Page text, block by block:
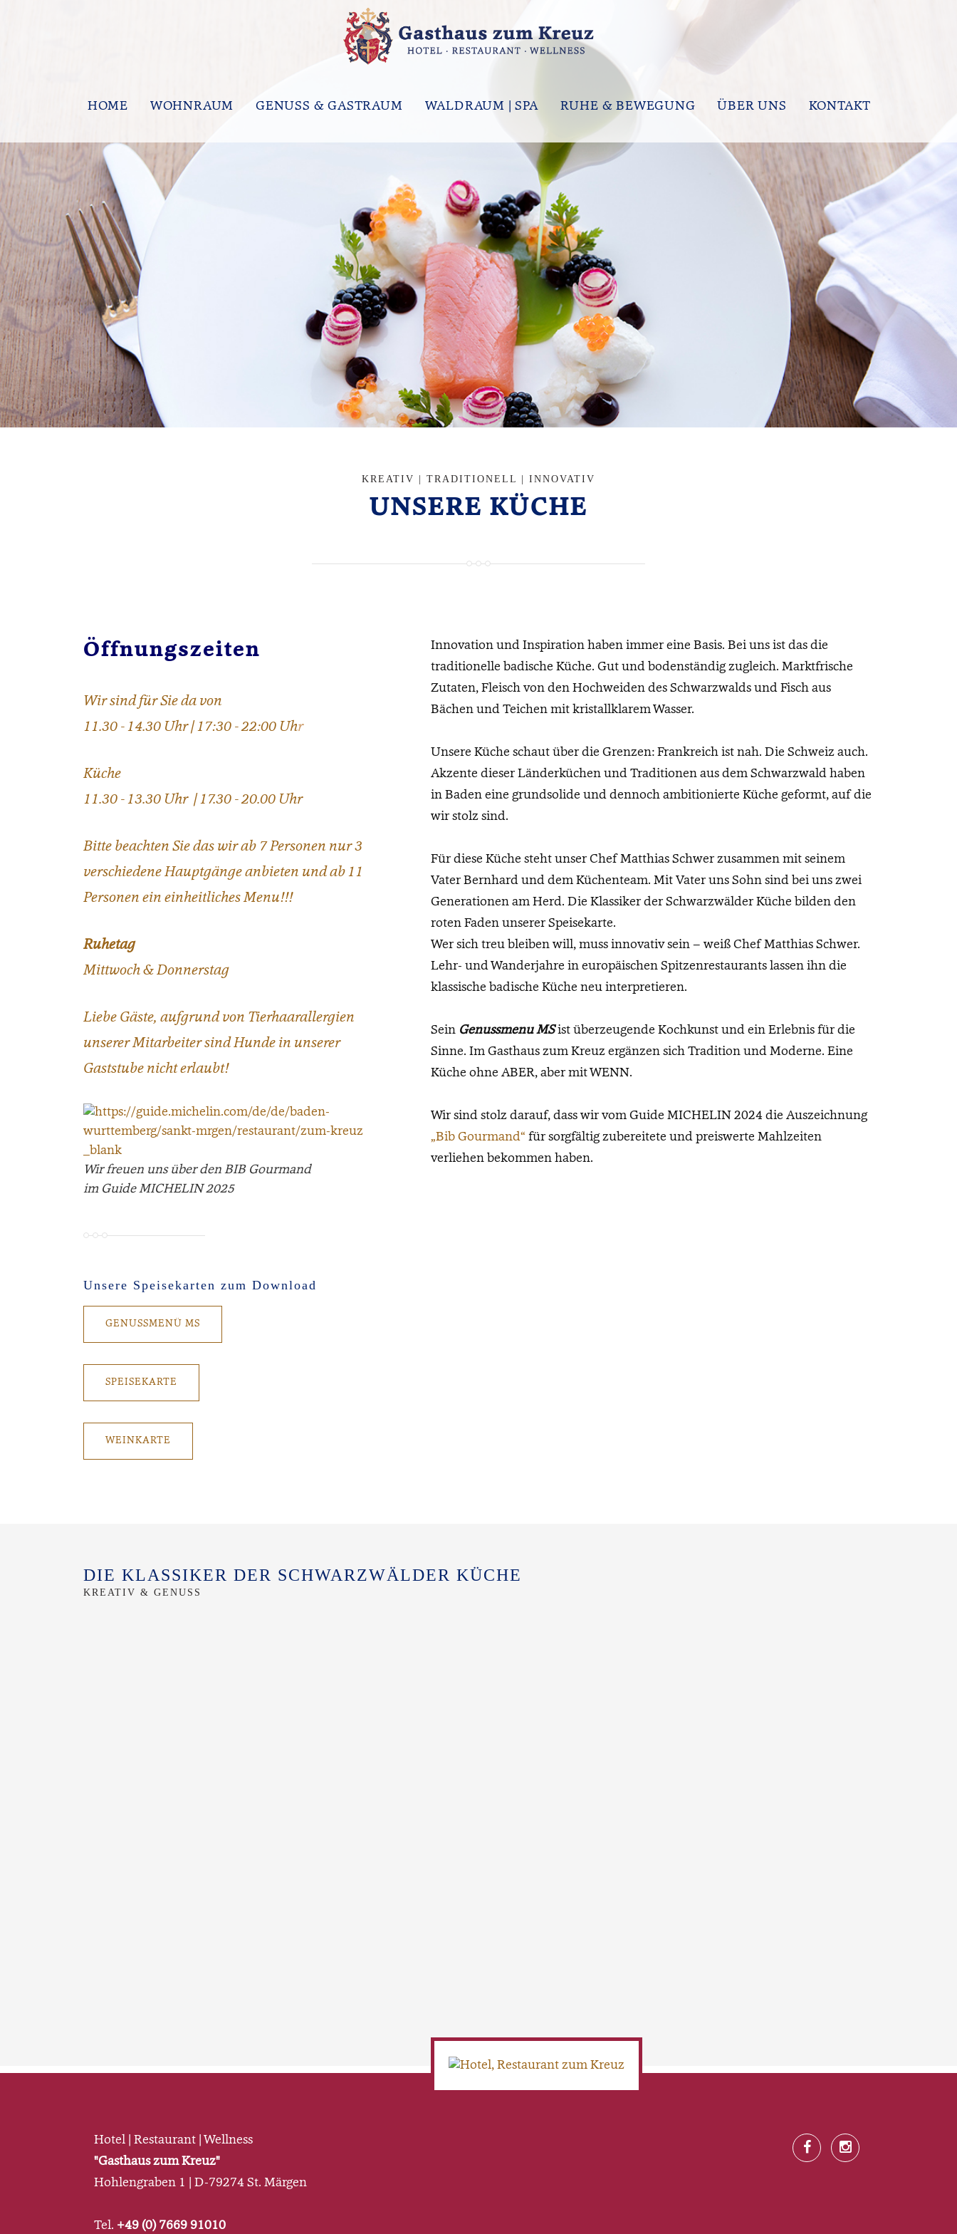
HOME WOHNRAUM GENUSS & GASTRAUM WALDRAUM | SPA RUHE & BEWEGUNG ÜBER UNS KONTAKT
KREATIV | TRADITIONELL | INNOVATIV
UNSERE KÜCHE
Öffnungszeiten
Wir sind für Sie da von
11.30 - 14.30 Uhr | 17:30 - 22:00 Uhr
Küche
11.30 - 13.30 Uhr | 17.30 - 20.00 Uhr
Bitte beachten Sie das wir ab 7 Personen nur 3
verschiedene Hauptgänge anbieten und ab 11
Personen ein einheitliches Menu!!!
Ruhetag
Mittwoch & Donnerstag
Liebe Gäste, aufgrund von Tierhaarallergien
unserer Mitarbeiter sind Hunde in unserer
Gaststube nicht erlaubt!
Wir freuen uns über den BIB Gourmand
im Guide MICHELIN 2025
Unsere Speisekarten zum Download
GENUSSMENÜ MS
SPEISEKARTE
WEINKARTE
Innovation und Inspiration haben immer eine Basis. Bei uns ist das die
traditionelle badische Küche. Gut und bodenständig zugleich. Marktfrische
Zutaten, Fleisch von den Hochweiden des Schwarzwalds und Fisch aus
Bächen und Teichen mit kristallklarem Wasser.
Unsere Küche schaut über die Grenzen: Frankreich ist nah. Die Schweiz auch.
Akzente dieser Länderküchen und Traditionen aus dem Schwarzwald haben
in Baden eine grundsolide und dennoch ambitionierte Küche geformt, auf die
wir stolz sind.
Für diese Küche steht unser Chef Matthias Schwer zusammen mit seinem
Vater Bernhard und dem Küchenteam. Mit Vater uns Sohn sind bei uns zwei
Generationen am Herd. Die Klassiker der Schwarzwälder Küche bilden den
roten Faden unserer Speisekarte.
Wer sich treu bleiben will, muss innovativ sein – weiß Chef Matthias Schwer.
Lehr- und Wanderjahre in europäischen Spitzenrestaurants lassen ihn die
klassische badische Küche neu interpretieren.
Sein Genussmenu MS ist überzeugende Kochkunst und ein Erlebnis für die
Sinne. Im Gasthaus zum Kreuz ergänzen sich Tradition und Moderne. Eine
Küche ohne ABER, aber mit WENN.
Wir sind stolz darauf, dass wir vom Guide MICHELIN 2024 die Auszeichnung
„Bib Gourmand“ für sorgfältig zubereitete und preiswerte Mahlzeiten
verliehen bekommen haben.
DIE KLASSIKER DER SCHWARZWÄLDER KÜCHE
KREATIV & GENUSS
Hotel | Restaurant | Wellness
"Gasthaus zum Kreuz"
Hohlengraben 1 | D-79274 St. Märgen
Tel. +49 (0) 7669 91010